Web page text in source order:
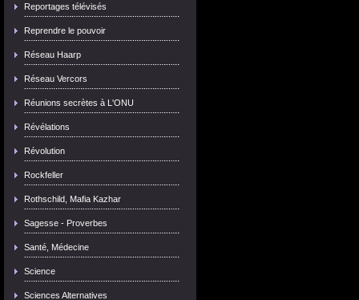
Reportages télévisés
Reprendre le pouvoir
Réseau Haarp
Réseau Vercors
Réunions secrètes à L'ONU
Révélations
Révolution
Rockfeller
Rothschild, Mafia Kazhar
Sagesse - Proverbes
Santé, Médecine
Science
Sciences Alternatives